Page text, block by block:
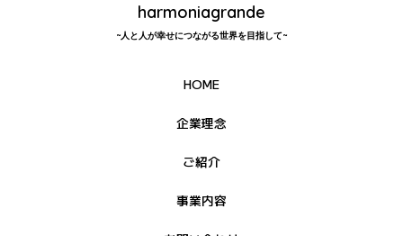
harmoniagrande
~人と人が幸せにつながる世界を目指して~
HOME
企業理念
ご紹介
事業内容